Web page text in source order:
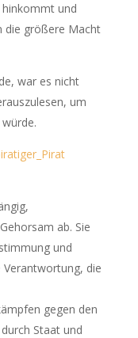
hinkommt und
die größere Macht
war es nicht
um
ab. Sie
und
die
gegen den
Staat und